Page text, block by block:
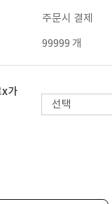
주문시 결제
99999 개
x가